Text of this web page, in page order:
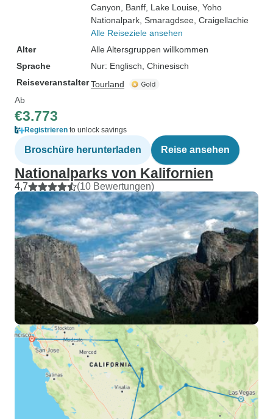
Canyon , Banff , Lake Louise , Yoho
Nationalpark , Smaragdsee , Craigellachie
Alle Reiseziele ansehen
Alter
Alle Altersgruppen willkommen
Sprache
Nur: Englisch, Chinesisch
ReiseveranstalterTourland
Ab
€3.773
Registrieren to unlock savings
Broschüre herunterladen Reise ansehen
Nationalparks von Kalifornien
4,7 (10 Bewertungen)